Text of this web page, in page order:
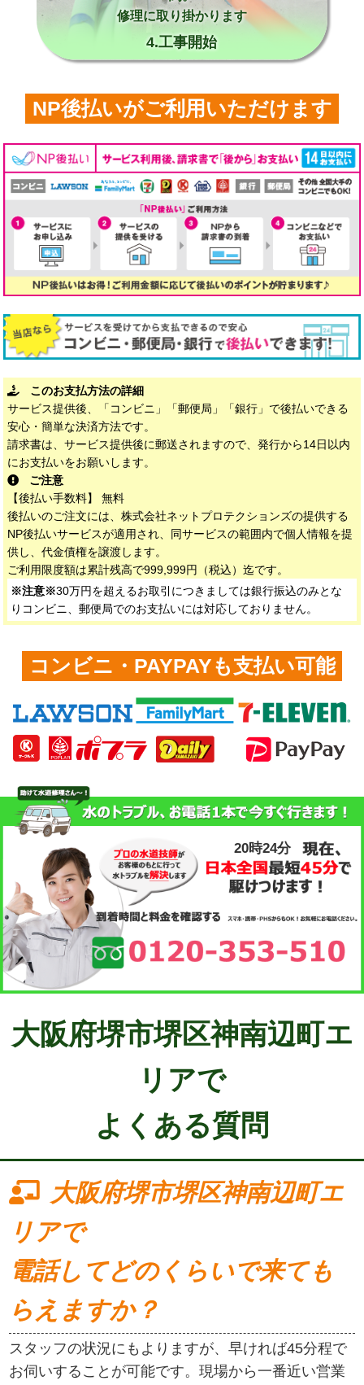
修理に取り掛かります
4.工事開始
NP後払いがご利用いただけます
このお支払方法の詳細
サービス提供後、「コンビニ」「郵便局」「銀行」で後払いできる
安心・簡単な決済方法です。
請求書は、サービス提供後に郵送されますので、発行から14日以内
にお支払いをお願いします。
ご注意
【後払い手数料】 無料
後払いのご注文には、株式会社ネットプロテクションズの提供する
NP後払いサービスが適用され、同サービスの範囲内で個人情報を提
供し、代金債権を譲渡します。
ご利用限度額は累計残高で999,999円（税込）迄です。
※注意※30万円を超えるお取引につきましては銀行振込のみとな
りコンビニ、郵便局でのお支払いには対応しておりません。
コンビニ・PAYPAYも支払い可能
20時24分
大阪府堺市堺区神南辺町エ
リアで
よくある質問
大阪府堺市堺区神南辺町エ
リアで
電話してどのくらいで来ても
らえますか？
スタッフの状況にもよりますが、早ければ45分程で
お伺いすることが可能です。現場から一番近い営業